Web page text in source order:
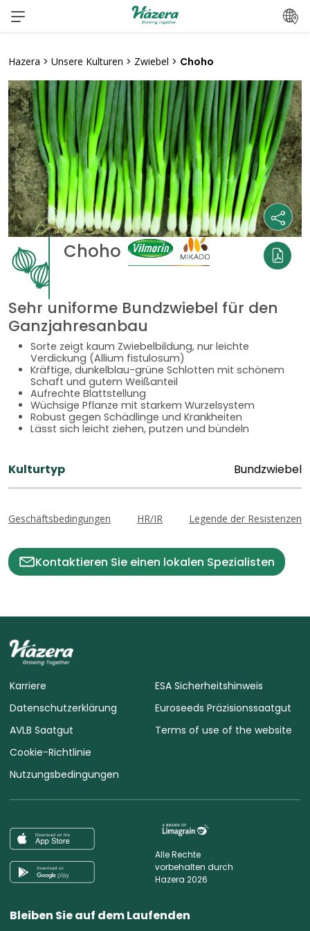
Zum
Inhalt
Hazera > Unsere Kulturen > Zwiebel > Choho
Choho
Sehr uniforme Bundzwiebel für den
Ganzjahresanbau
Sorte zeigt kaum Zwiebelbildung, nur leichte
Verdickung (Allium fistulosum)
Kräftige, dunkelblau-grüne Schlotten mit schönem
Schaft und gutem Weißanteil
Aufrechte Blattstellung
Wüchsige Pflanze mit starkem Wurzelsystem
Robust gegen Schädlinge und Krankheiten
Lässt sich leicht ziehen, putzen und bündeln
Kulturtyp Bundzwiebel
Geschäftsbedingungen HR/IR Legende der Resistenzen
Kontaktieren Sie einen lokalen Spezialisten
Karriere
Datenschutzerklärung
AVLB Saatgut
Cookie-Richtlinie
Nutzungsbedingungen
ESA Sicherheitshinweis
Euroseeds Präzisionssaatgut
Terms of use of the website
Alle Rechte
vorbehalten durch
Hazera 2026
Bleiben Sie auf dem Laufenden